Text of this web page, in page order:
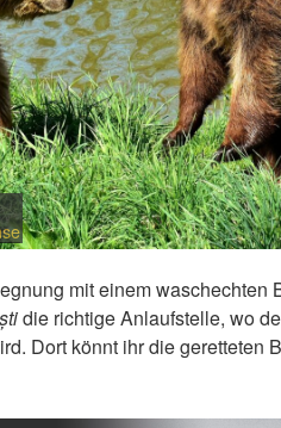
mit einem waschechten
die richtige Anlaufstelle, wo
Dort könnt ihr die geretteten